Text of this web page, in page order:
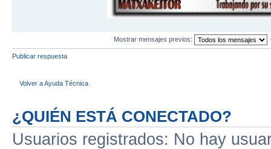
Mostrar mensajes previos:
Publicar respuesta
Volver a Ayuda Técnica
¿QUIÉN ESTÁ CONECTADO?
Usuarios registrados: No hay